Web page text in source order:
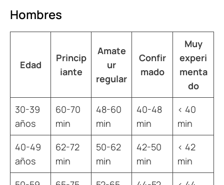
Hombres
Edad
Princip
iante
Amate
ur
regular
Confir
mado
Muy
experi
menta
do
30-39
años
60-70
min
48-60
min
40-48
min
< 40
min
40-49
años
62-72
min
50-62
min
42-50
min
< 42
min